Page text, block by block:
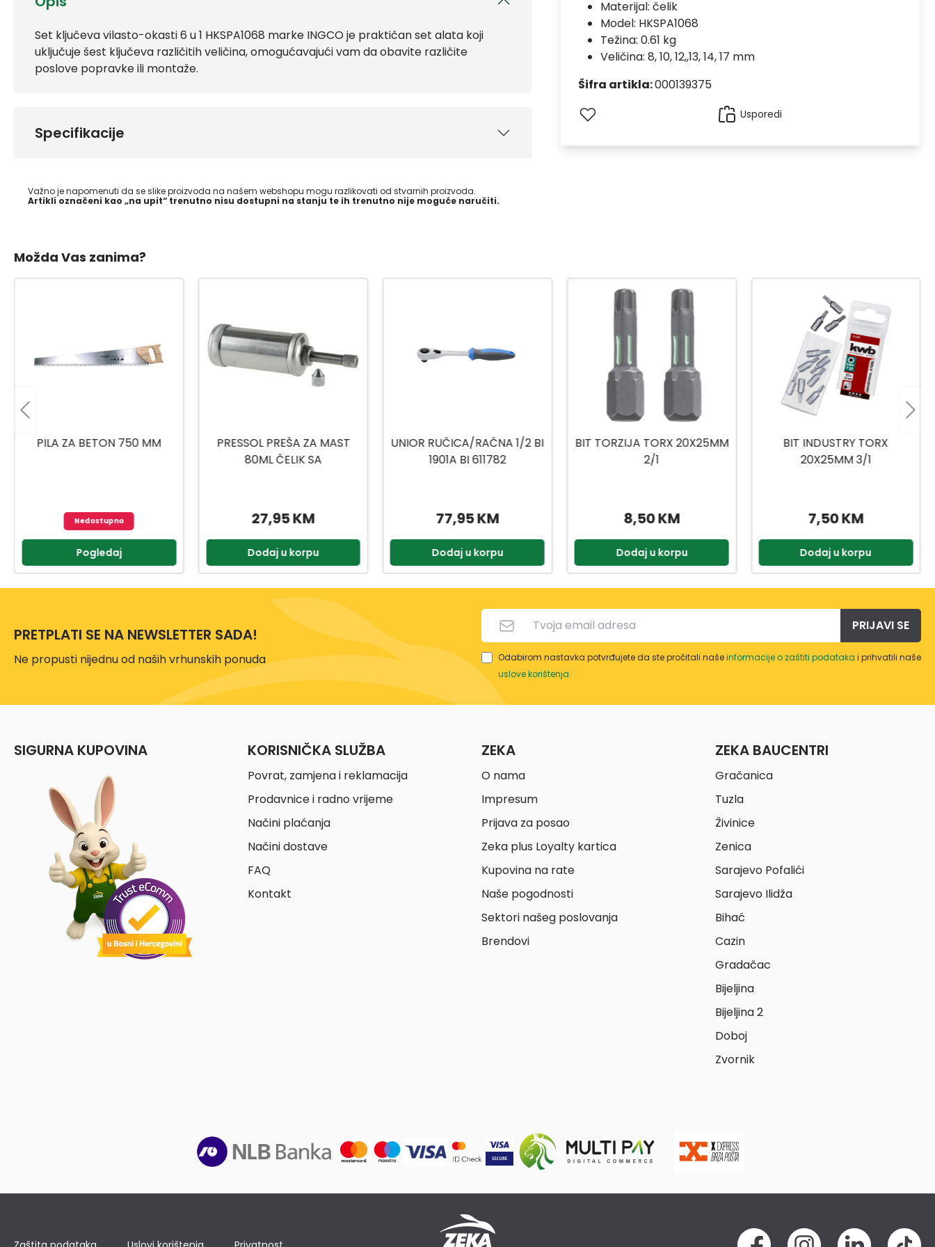
Set ključeva vilasto-okasti 6 u 1 HKSPA1068 marke INGCO je praktičan set alata koji
uključuje šest ključeva različitih veličina, omogućavajući vam da obavite različite
poslove popravke ili montaže.
Specifikacije
Važno je napomenuti da se slike proizvoda na našem webshopu mogu razlikovati od stvarnih proizvoda.
Artikli označeni kao „na upit“ trenutno nisu dostupni na stanju te ih trenutno nije moguće naručiti.
Materijal: čelik
Model: HKSPA1068
Težina: 0.61 kg
Veličina: 8, 10, 12,,13, 14, 17 mm
Šifra artikla:000139375
Usporedi
Možda Vas zanima?
PRESSOL PREŠA ZA MAST
27,95 KM
Dodaj u korpu
UNIOR RUČICA/RAČNA 1/2 BI
1901A BI 611782
77,95 KM
Dodaj u korpu
BIT TORZIJA TORX 20X25MM
2/1
8,50 KM
Dodaj u korpu
BIT INDUSTRY TORX
20X25MM 3/1
7,50 KM
Dodaj u korpu
NASADNI KLJUČEVI
1/4,3/8,1/2 216-DJ.
399,90 KM
Dodaj u korpu
PRETPLATI SE NA NEWSLETTER SADA!
Ne propusti nijednu od naših vrhunskih ponuda
PRIJAVI SE
Odabirom nastavka potvrđujete da ste pročitali našeinformacije o zaštiti podataka i prihvatili naše
uslove korištenja.
SIGURNA KUPOVINA KORISNIČKA SLUŽBA
Povrat, zamjena i reklamacija
Prodavnice i radno vrijeme
Načini plaćanja
Načini dostave
FAQ
Kontakt
ZEKA
O nama
Impresum
Prijava za posao
Zeka plus Loyalty kartica
Kupovina na rate
Naše pogodnosti
Sektori našeg poslovanja
Brendovi
ZEKA BAUCENTRI
Gračanica
Tuzla
Živinice
Zenica
Sarajevo Pofalići
Sarajevo Ilidža
Bihać
Cazin
Gradačac
Bijeljina
Bijeljina 2
Doboj
Zvornik